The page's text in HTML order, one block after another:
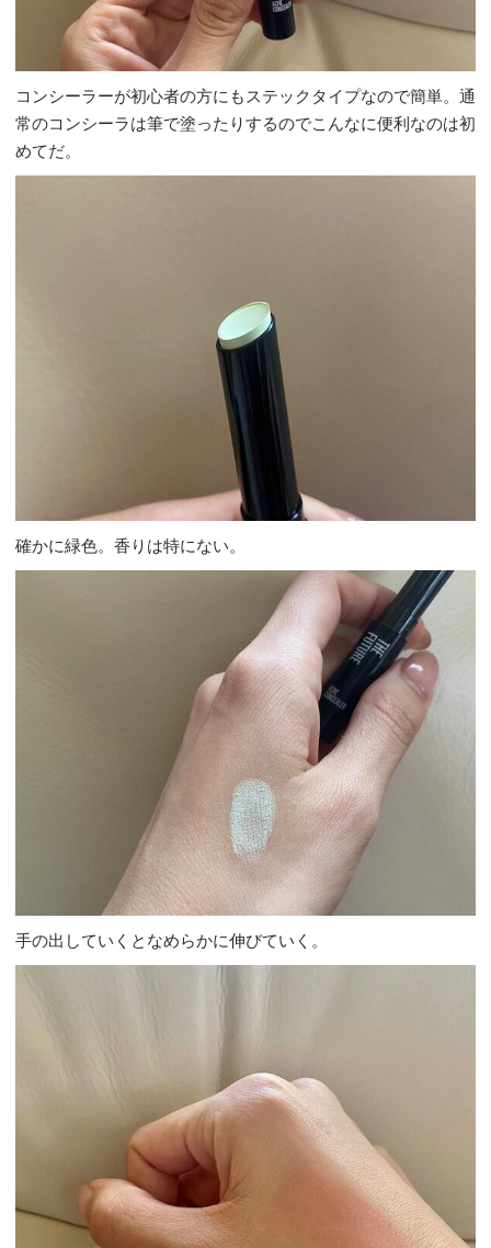
コンシーラーが初心者の方にもステックタイプなので簡単。通
常のコンシーラは筆で塗ったりするのでこんなに便利なのは初
めてだ。
確かに緑色。香りは特にない。
手の出していくとなめらかに伸びていく。